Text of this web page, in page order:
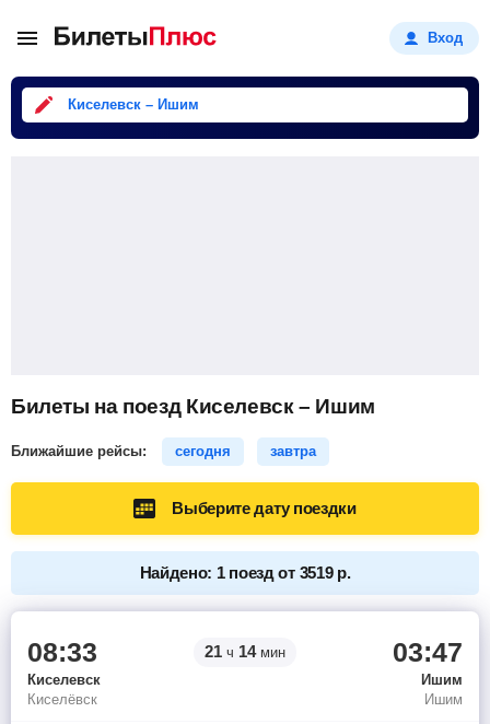
Вход
Киселевск – Ишим
Билеты на поезд Киселевск – Ишим
Ближайшие рейсы: сегодня завтра
Выберите дату поездки
Найдено: 1 поезд от 3519 р.
08:33 21 ч 14мин 03:47
Киселевск
Ишим
Киселёвск
Ишим